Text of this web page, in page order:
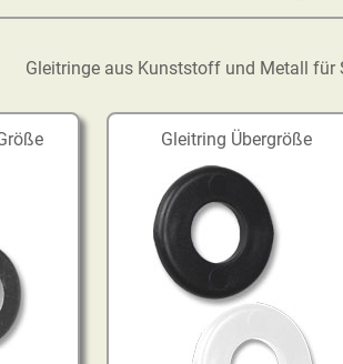
Gleitringe aus Kunststoff und Metall für
Gleitring Übergröße